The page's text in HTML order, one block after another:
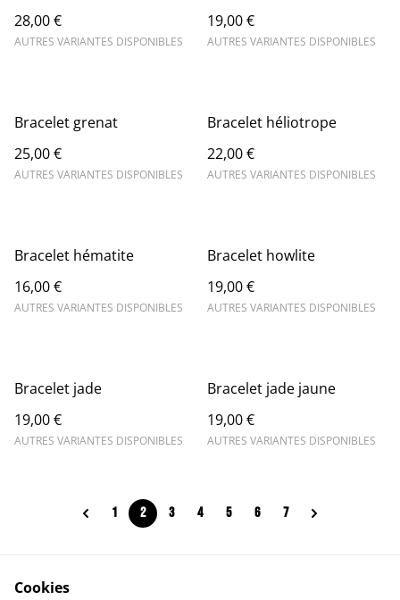
28,00 €
AUTRES VARIANTES DISPONIBLES
19,00 €
AUTRES VARIANTES DISPONIBLES
Bracelet grenat
25,00 €
AUTRES VARIANTES DISPONIBLES
Bracelet héliotrope
22,00 €
AUTRES VARIANTES DISPONIBLES
Bracelet hématite
16,00 €
AUTRES VARIANTES DISPONIBLES
Bracelet howlite
19,00 €
AUTRES VARIANTES DISPONIBLES
Bracelet jade
19,00 €
AUTRES VARIANTES DISPONIBLES
Bracelet jade jaune
19,00 €
AUTRES VARIANTES DISPONIBLES
1 2 3 4 5 6 7
Cookies